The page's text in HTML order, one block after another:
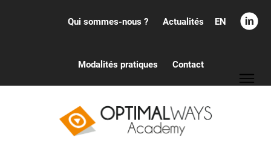
Qui sommes-nous ? Actualités
Modalités pratiques Contact
EN